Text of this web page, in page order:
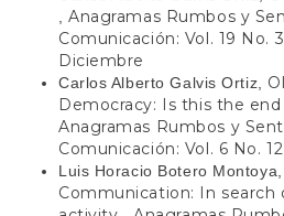
,Anagramas Rumbos y
Comunicación: Vol. 19 No.
Diciembre
Carlos Alberto Galvis Ortiz,
Democracy: Is this the
Anagramas Rumbos y
Comunicación: Vol. 6 No.
Luis Horacio Botero Montoya,
Communication: In search